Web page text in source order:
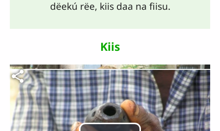
dëekú rëe, kiis daa na fiisu.
Fichier vidéo
Kiis